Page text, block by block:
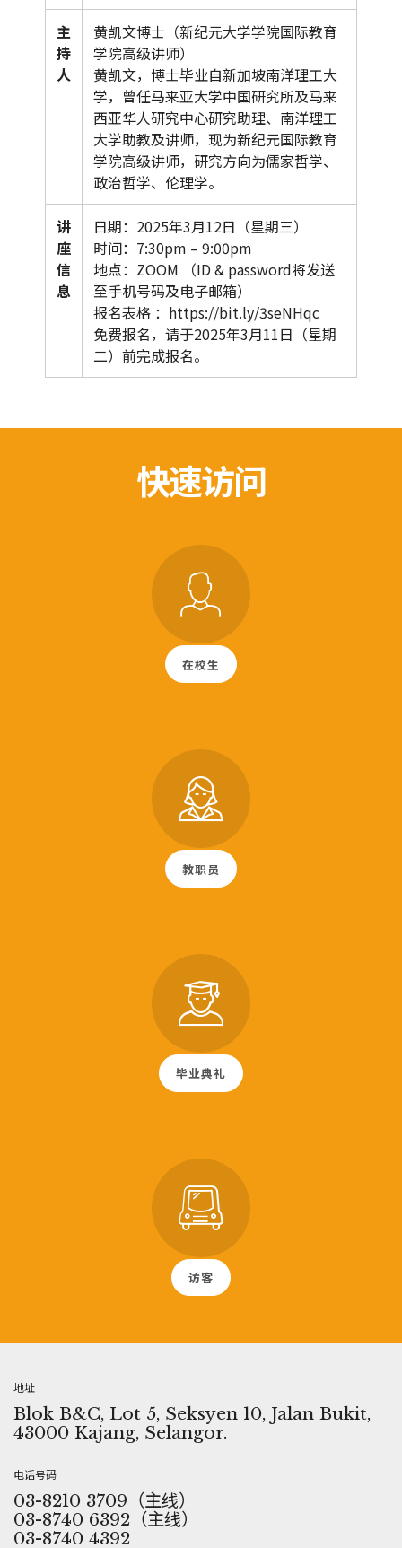
主
持
人
黄凯文博士（新纪元大学学院国际教育
学院高级讲师）
黄凯文，博士毕业自新加坡南洋理工大
学，曾任马来亚大学中国研究所及马来
西亚华人研究中心研究助理、南洋理工
大学助教及讲师，现为新纪元国际教育
学院高级讲师，研究方向为儒家哲学、
政治哲学、伦理学。
讲
座
信
息
日期：2025年3月12日（星期三）
时间：7:30pm – 9:00pm
地点：ZOOM （ID & password将发送
至手机号码及电子邮箱）
报名表格 ：https://bit.ly/3seNHqc
免费报名，请于2025年3月11日（星期
二）前完成报名。
快速访问
在校生
教职员
毕业典礼
访客
地址
Blok B&C, Lot 5, Seksyen 10, Jalan Bukit,
43000 Kajang, Selangor.
电话号码
03-8210 3709（主线）
03-8740 6392（主线）
03-8740 4392